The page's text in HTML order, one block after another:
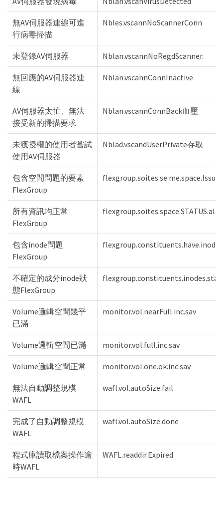
無AV伺服器連線可進
行病毒掃描
Nbles.vscannNoScannerConn
未登錄AV伺服器 Nblan.vscannNoRegdScanner.
無回應的AV伺服器連
線
Nblan.vscannConnInactive
AV伺服器太忙、無法
接受新的掃描要求
Nblan.vscannConnBack血壓
未獲授權的使用者嘗試
使用AV伺服器
Nblad.vscandUserPrivate存取
包含空間問題的要素
FlexGroup
flexgroup.soites.se.me.space.Issues
所有資訊均正常
FlexGroup
包含inode問題
FlexGroup
不確定的成分inode狀
態FlexGroup
Volume邏輯空間幾乎
已滿
monitor.vol.nearFull.inc.sav
Volume邏輯空間已滿 monitor.vol.full.inc.sav
Volume邏輯空間正常 monitor.vol.one.ok.inc.sav
無法自動調整規模
WAFL
wafl.vol.autoSize.fail
完成了自動調整規模
WAFL
wafl.vol.autoSize.done
程式庫讀取檔案操作逾
時WAFL
WAFL.readdir.Expired